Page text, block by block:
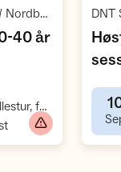
DNT Sota Sæter / Sotvegen 1279 / Nordberg
40 år
Middels krevende fellestur, fottur
,